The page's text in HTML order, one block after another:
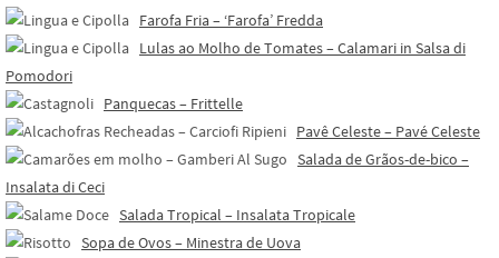
Farofa Fria – ‘Farofa’ Fredda
Lulas ao Molho de Tomates – Calamari in Salsa di
Pomodori
Panquecas – Frittelle
Pavê Celeste – Pavé Celeste
Salada de Grãos-de-bico –
Insalata di Ceci
Salada Tropical – Insalata Tropicale
Sopa de Ovos – Minestra de Uova